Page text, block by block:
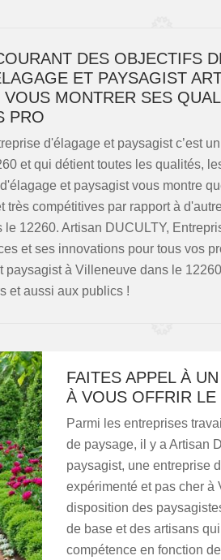
DES OBJECTIFS
ET PAYSAGIST
VOUS MONTRER SES
PRO
d'élagage et paysagist c’est
et qui détient toutes les qualités,
et paysagist vous montre
très compétitives par rapport à
12260. Artisan DUCULTY,
et ses innovations pour tous vos
paysagist à Villeneuve dans le
et aussi aux publics !
FAITES APPEL À
À VOUS OFFRIR
Parmi les entreprises
de paysage, il y a Artisan
paysagist, une entreprise
expérimenté et pas cher à
disposition des
de base et des artisans
compétence en fonction